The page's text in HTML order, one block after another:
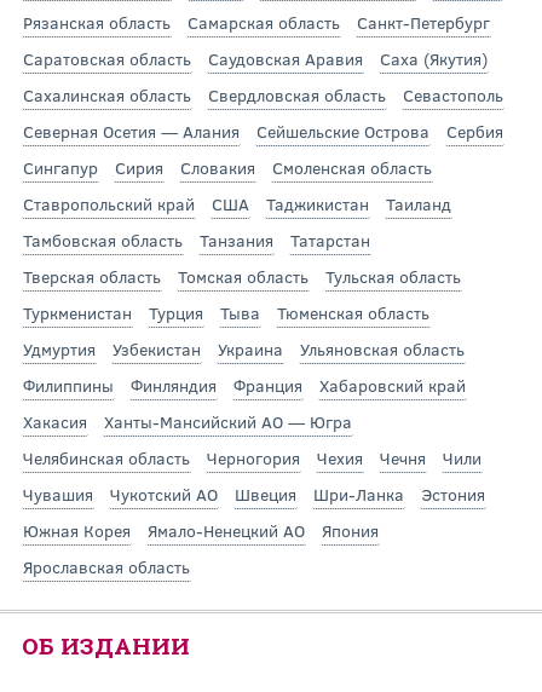
Рязанская область
Самарская область
Санкт-Петербург
Саратовская область
Саудовская Аравия
Саха (Якутия)
Сахалинская область
Свердловская область
Севастополь
Северная Осетия — Алания
Сейшельские Острова
Сербия
Сингапур
Сирия Словакия
Смоленская область
Ставропольский край
США Таджикистан
Таиланд
Тамбовская область
Танзания
Татарстан
Тверская область
Томская область
Тульская область
Туркменистан
Турция Тыва
Тюменская область
Удмуртия
Узбекистан Украина
Ульяновская область
Филиппины
Финляндия Франция
Хабаровский край
Хакасия
Ханты-Мансийский АО — Югра
Челябинская область
Черногория Чехия Чечня
Чили
Чувашия
Чукотский АО Швеция Шри-Ланка
Эстония
Южная Корея
Ямало-Ненецкий АО
Япония
Ярославская область
ОБ ИЗДАНИИ